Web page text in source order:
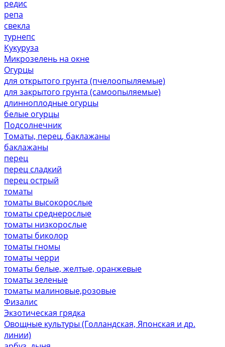
редис
репа
свекла
турнепс
Кукуруза
Микрозелень на окне
Огурцы
для открытого грунта (пчелоопыляемые)
для закрытого грунта (самоопыляемые)
длинноплодные огурцы
белые огурцы
Подсолнечник
Томаты, перец, баклажаны
баклажаны
перец
перец сладкий
перец острый
томаты
томаты высокорослые
томаты среднерослые
томаты низкорослые
томаты биколор
томаты гномы
томаты черри
томаты белые, желтые, оранжевые
томаты зеленые
томаты малиновые,розовые
Физалис
Экзотическая грядка
Овощные культуры (Голландская, Японская и др.
линии)